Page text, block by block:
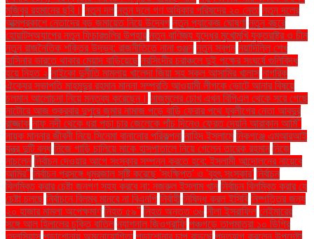
মুজিবুর রহমানের ছবি। নতুন দল নতুন দলে গণ অধিকার পরিষদের ২০ নেতা নতুন দলের
আত্মপ্রকাশে নেতাদের বড় জমায়েত নিয়ে উদ্বেগ নতুন প্যাকেজ ঘোষণা নতুন বছরে
হোয়াটসঅ্যাপের নতুন ফিচারগুলির উপহার নতুন বাণিজ্য যুদ্ধের মুখোমুখি যুক্তরাষ্ট্র ও চীন
নতুন রাজনৈতিক শক্তির উদ্ভব: রাজনীতিতে নানা গুঞ্জন নতুন স্বপ্ন নয়াদিল্লি শেখ
হাসিনার ভারতে থাকার মেয়াদ বাড়িয়েছে নরসিংদীর চরাঞ্চলে দুই পক্ষের সংঘর্ষে গুলিবিদ্ধ
হয়ে নিহত ২ নাইকো দুর্নীতি মামলায় খালেদা জিয়া সহ সকল আসামির খালাস নাগরিক
ঐক্যের সভাপতি মাহমুদুর রহমান মান্না সম্প্রতি আওয়ামী লীগকে ভোটে আনার বিষয়ে
চলমান আলোচনা নিয়ে মন্তব্য করেছেন। নাজমুলের চোখ এখন বিপিএল থেকে সরে গেছে
নাটোরে আজ শুক্রবার দুপুরে জুমার নামাজ পড়ে বাড়ি ফেরার পথে যুবলীগের নেতা আবদুর
রাজ্জাক নাফ নদী থেকে ধরা পড়া চার জেলেকে পাঁচ দিনেও ফেরত দেয়নি আরাকান আর্মি"
নায়ক মান্নার জীবনী নিয়ে সিনেমা বানানোর পরিকল্পনা নাহিদ ইসলামে নিকগঞ্জে এমআরআই
যন্ত্র দুটি বন্ধ নিজে গাড়ি চালিয়ে মাকে হাসপাতালে নিয়ে গেলেন তারেক রহমান নিজে
নাচলেন নির্বাচন দেওয়ার আগে সংস্কার সম্পন্ন করতে হবে: ইসলামী আন্দোলনের নায়েবে
আমির" নির্বাচন প্রসঙ্গে ধূম্রজাল সৃষ্টি করেছে 'সংক্ষিপ্ত' ও 'বৃহৎ সংস্কার' নির্বাচন
বিলম্বিত করার চেষ্টা জনগণ সহ্য করবে না: নজরুল ইসলাম খান নির্বাচন বিলম্বিত করার যে
চেষ্টা চলছে নির্বাচনে বিলম্ব মানবে না বিএনপি নির্বাহী নিষিদ্ধ করল ইসিবি নিষ্পত্তির জন্য
২০ হাজার মামলা অপেক্ষমাণ নিহত ৫৯" নিহত অন্তত ৩৬ নীলা ইসরাফিল নেইমারের
সঙ্গে আল হিলালের চুক্তি বাতিল ন্যাশনাল জিওগ্রাফি পঞ্চগড়ে তাপমাত্রা ১০ ডিগ্রি
সেলসিয়াস পড়াশোনায় অমনোযোগিতা পড়াশোনার চাপ বাড়ছে পদত্যাগ করলেন উপদেষ্টা